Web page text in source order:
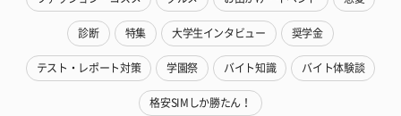
診断 特集 大学生インタビュー 奨学金
テスト・レポート対策 学園祭 バイト知識 バイト体験談
格安SIMしか勝たん！